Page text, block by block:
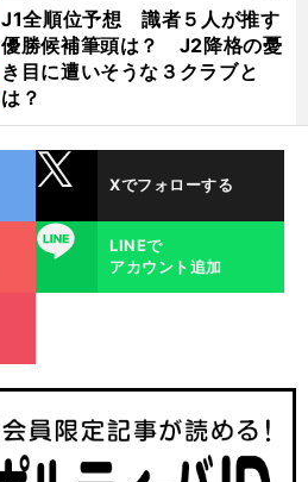
J1全順位予想 識者５人が推す
優勝候補筆頭は？ J2降格の憂
き目に遭いそうな３クラブと
は？
Xでフォローする
LINE
LINEで
アカウント追加